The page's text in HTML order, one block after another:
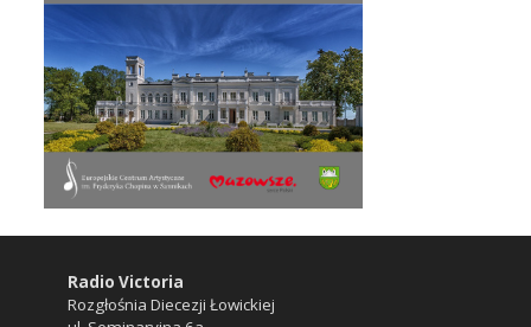
Radio Victoria
Rozgłośnia Diecezji Łowickiej